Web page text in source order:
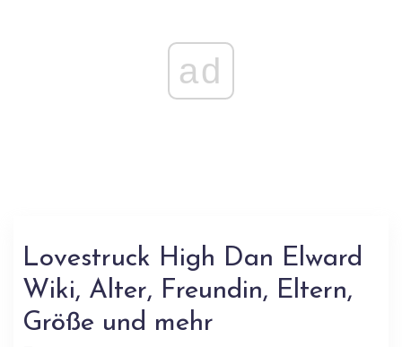
ad
Lovestruck High Dan Elward
Wiki, Alter, Freundin, Eltern,
Größe und mehr